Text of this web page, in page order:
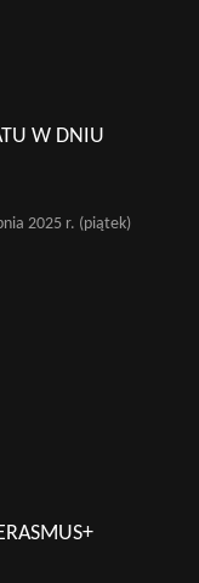
W DNIU
2025 r. (piątek)